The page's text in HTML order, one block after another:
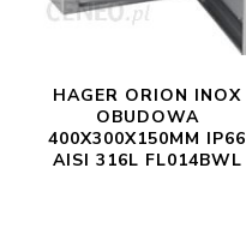
HAGER ORION INOX
OBUDOWA
400X300X150MM IP66
AISI 316L FL014BWL